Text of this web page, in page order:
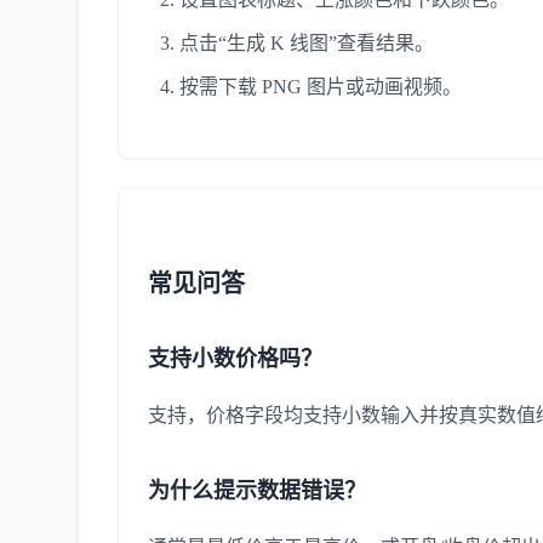
点击“生成 K 线图”查看结果。
按需下载 PNG 图片或动画视频。
常见问答
支持小数价格吗？
支持，价格字段均支持小数输入并按真实数值
为什么提示数据错误？